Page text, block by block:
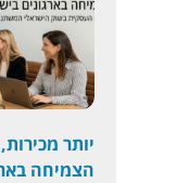
יותר
הצמיחה